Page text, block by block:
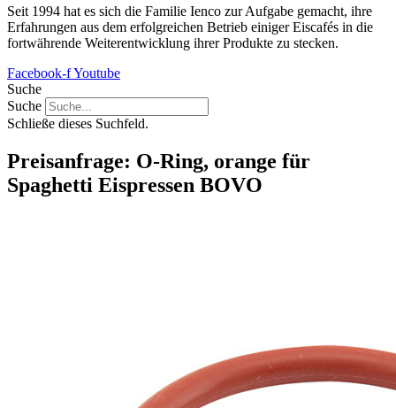
Seit 1994 hat es sich die Familie Ienco zur Aufgabe gemacht, ihre
Erfahrungen aus dem erfolgreichen Betrieb einiger Eiscafés in die
fortwährende Weiterentwicklung ihrer Produkte zu stecken.
Facebook-fYoutube
Suche
Suche
Schließe dieses Suchfeld.
Preisanfrage: O-Ring, orange für
Spaghetti Eispressen BOVO